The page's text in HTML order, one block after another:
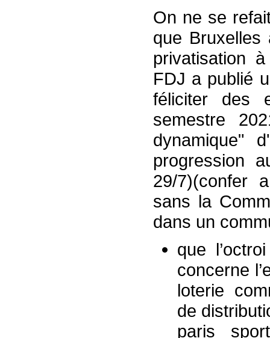
On ne se
que Bruxelles
privatisation
FDJ a publié
féliciter des
semestre
dynamique"
progression
29/7)(confer
sans la
dans un
que
concerne
loterie
de
paris